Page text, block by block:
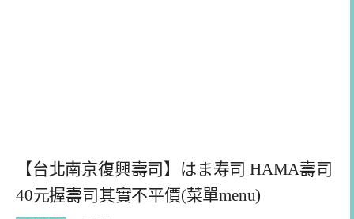
【台北南京復興壽司】はま寿司 HAMA壽司
40元握壽司其實不平價(菜單menu)